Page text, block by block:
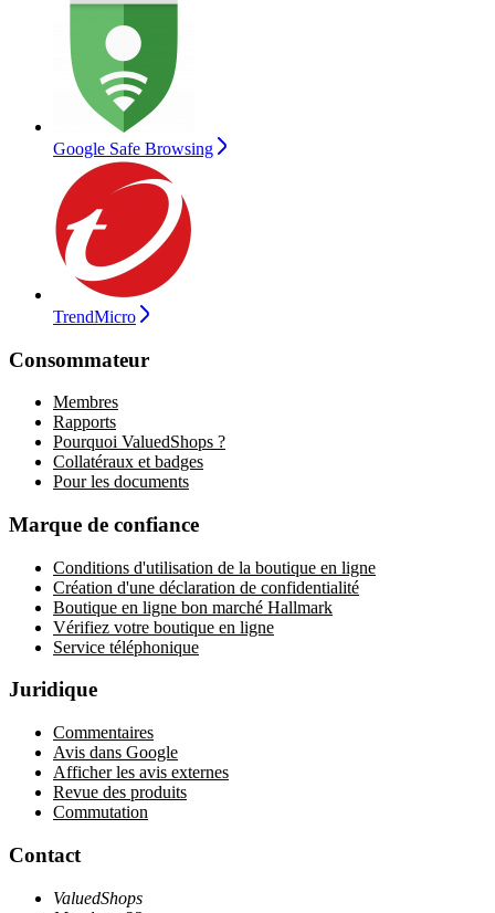
Google Safe Browsing
TrendMicro
Consommateur
Membres
Rapports
Pourquoi ValuedShops ?
Collatéraux et badges
Pour les documents
Marque de confiance
Conditions d'utilisation de la boutique en ligne
Création d'une déclaration de confidentialité
Boutique en ligne bon marché Hallmark
Vérifiez votre boutique en ligne
Service téléphonique
Juridique
Commentaires
Avis dans Google
Afficher les avis externes
Revue des produits
Commutation
Contact
ValuedShops